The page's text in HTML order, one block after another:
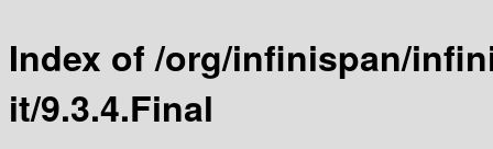
Index of /org/infinispan/
it/9.3.4.Final